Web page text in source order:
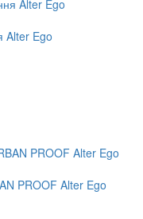
Alter Ego
PROOF Alter Ego